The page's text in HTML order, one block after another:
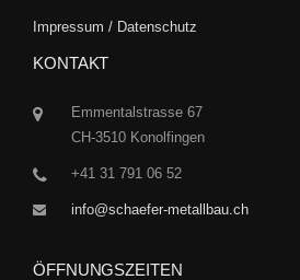
Impressum / Datenschutz
KONTAKT
Emmentalstrasse 67
CH-3510 Konolfingen
+41 31 791 06 52
info@schaefer-metallbau.ch
ÖFFNUNGSZEITEN